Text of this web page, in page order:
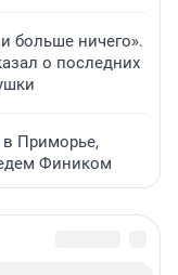
больше ничего».
о последних
Приморье,
Фиником